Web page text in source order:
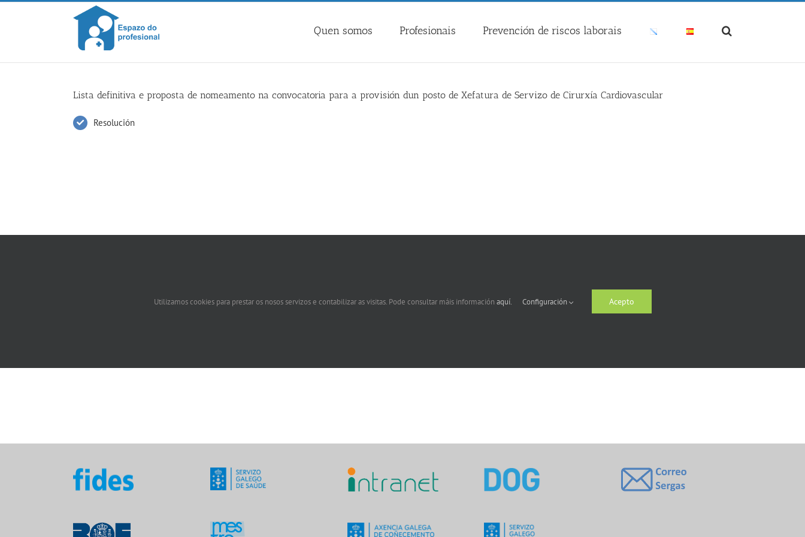
Skip
Quen somos Profesionais Prevención de riscos laborais
Lista definitiva e proposta de nomeamento na convocatoria para a provisión dun posto de Xefatura de Servizo de Cirurxía Cardiovascular
Resolución
Utilizamos cookies para prestar os nosos servizos e contabilizar as visitas. Pode consultar máis información aquí. Configuración Acepto